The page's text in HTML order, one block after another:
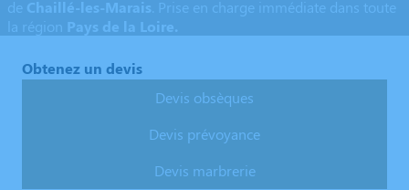
de Chaillé-les-Marais . Prise en charge immédiate dans toute
la région Pays de la Loire.
Obtenez un devis
Devis obsèques
Devis prévoyance
Devis marbrerie